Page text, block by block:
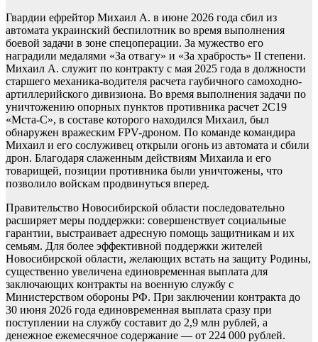
Гвардии ефрейтор Михаил А. в июне 2026 года сбил из
автомата украинский беспилотник во время выполнения
боевой задачи в зоне спецоперации. За мужество его
наградили медалями «За отвагу» и «За храбрость» II степени.
Михаил А. служит по контракту с мая 2025 года в должности
старшего механика-водителя расчета гаубичного самоходно-
артиллерийского дивизиона. Во время выполнения задачи по
уничтожению опорных пунктов противника расчет 2С19
«Мста-С», в составе которого находился Михаил, был
обнаружен вражеским FPV-дроном. По команде командира
Михаил и его сослуживец открыли огонь из автомата и сбили
дрон. Благодаря слаженным действиям Михаила и его
товарищей, позиции противника были уничтожены, что
позволило войскам продвинуться вперед.
Правительство Новосибирской области последовательно
расширяет меры поддержки: совершенствует социальные
гарантии, выстраивает адресную помощь защитникам и их
семьям. Для более эффективной поддержки жителей
Новосибирской области, желающих встать на защиту Родины,
существенно увеличена единовременная выплата для
заключающих контракты на военную службу с
Министерством обороны РФ. При заключении контракта до
30 июня 2026 года единовременная выплата сразу при
поступлении на службу составит до 2,9 млн рублей, а
денежное ежемесячное содержание — от 224 000 рублей.